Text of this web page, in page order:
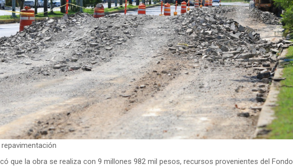
que la obra se realiza con 9 millones 982 mil pesos, recursos provenientes del Fondo